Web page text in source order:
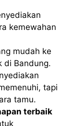
kemewahan
mudah ke
di Bandung.
tapi
tamu.
terbaik